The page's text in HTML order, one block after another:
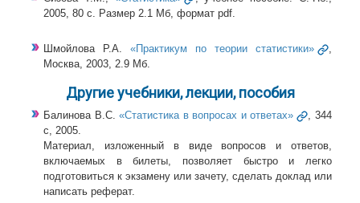
2005, 80 c. Размер 2.1 Мб, формат pdf.
Шмойлова Р.А. «Практикум по теории статистики»
,
Москва, 2003, 2.9 Мб.
Другие учебники, лекции, пособия
Балинова В.С.«Статистика в вопросах и ответах»
, 344
с, 2005.
Материал, изложенный в виде вопросов и ответов,
включаемых в билеты, позволяет быстро и легко
подготовиться к экзамену или зачету, сделать доклад или
написать реферат.